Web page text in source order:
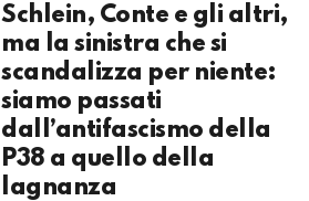
Schlein, Conte e gli altri,
ma la sinistra che si
scandalizza per niente:
siamo passati
dall’antifascismo della
P38 a quello della
lagnanza